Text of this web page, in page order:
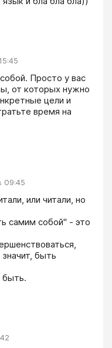
Просто у вас
от которых нужно
цели и
время на
09:45
или читали, но
самим собой" - это
быть
быть.